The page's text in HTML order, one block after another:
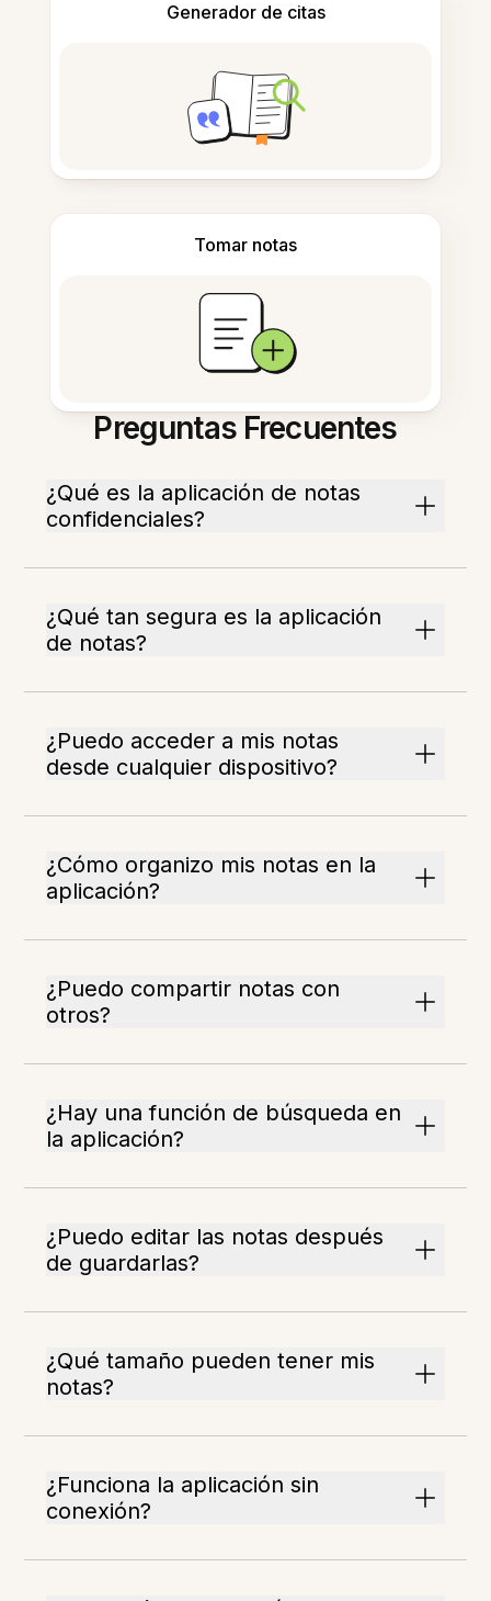
Generador de citas
Tomar notas
Preguntas Frecuentes
¿Qué es la aplicación de notas
confidenciales?
¿Qué tan segura es la aplicación
de notas?
¿Puedo acceder a mis notas
desde cualquier dispositivo?
¿Cómo organizo mis notas en la
aplicación?
¿Puedo compartir notas con
otros?
¿Hay una función de búsqueda en
la aplicación?
¿Puedo editar las notas después
de guardarlas?
¿Qué tamaño pueden tener mis
notas?
¿Funciona la aplicación sin
conexión?